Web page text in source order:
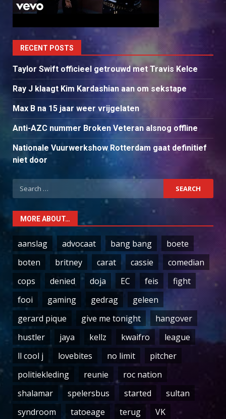
RECENT POSTS
Taylor Swift officieel getrouwd met Travis Kelce
Ray J klaagt Kim Kardashian aan om sekstape
Max B na 15 jaar weer vrijgelaten
Anti-AZC nummer Broken Veteran alsnog offline
Nationale Vuurwerkshow Rotterdam gaat definitief
niet door
Search
for:
MORE ABOUT…
aanslag advocaat bang bang
boete
boten
britney carat cassie
comedian
cops
denied doja EC feis
fight
fooi
gaming gedrag
geleen
gerard pique
give me tonight
hangover
hustler
jaya kellz kwaifro
league
ll cool j
lovebites no limit
pitcher
politiekleding
reunie
roc nation
shalamar
spelersbus started
sultan
syndroom
tatoeage terug VK